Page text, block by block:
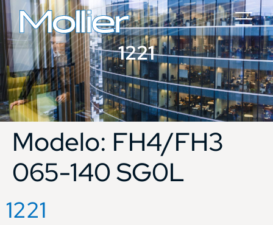
1221
Modelo: FH4/FH3
065-140 SG0L
1221